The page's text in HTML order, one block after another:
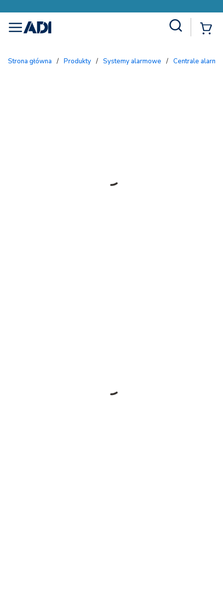
menu
Strona główna / Produkty / Systemy alarmowe / Centrale